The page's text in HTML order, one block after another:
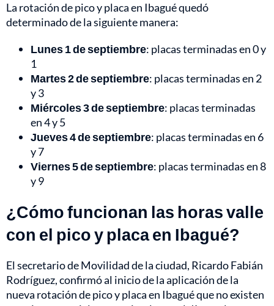
La rotación de pico y placa en Ibagué quedó
determinado de la siguiente manera:
Lunes 1 de septiembre: placas terminadas en 0 y
1
Martes 2 de septiembre: placas terminadas en 2
y 3
Miércoles 3 de septiembre: placas terminadas
en 4 y 5
Jueves 4 de septiembre: placas terminadas en 6
y 7
Viernes 5 de septiembre: placas terminadas en 8
y 9
¿Cómo funcionan las horas valle
con el pico y placa en Ibagué?
El secretario de Movilidad de la ciudad, Ricardo Fabián
Rodríguez, confirmó al inicio de la aplicación de la
nueva rotación de pico y placa en Ibagué que no existen